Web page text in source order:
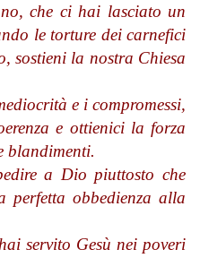
che ci hai lasciato un
le torture dei carnefici
sostieni la nostra Chiesa
e i compromessi,
e ottienici la forza
blandimenti.
a Dio piuttosto che
obbedienza alla
servito Gesù nei poveri